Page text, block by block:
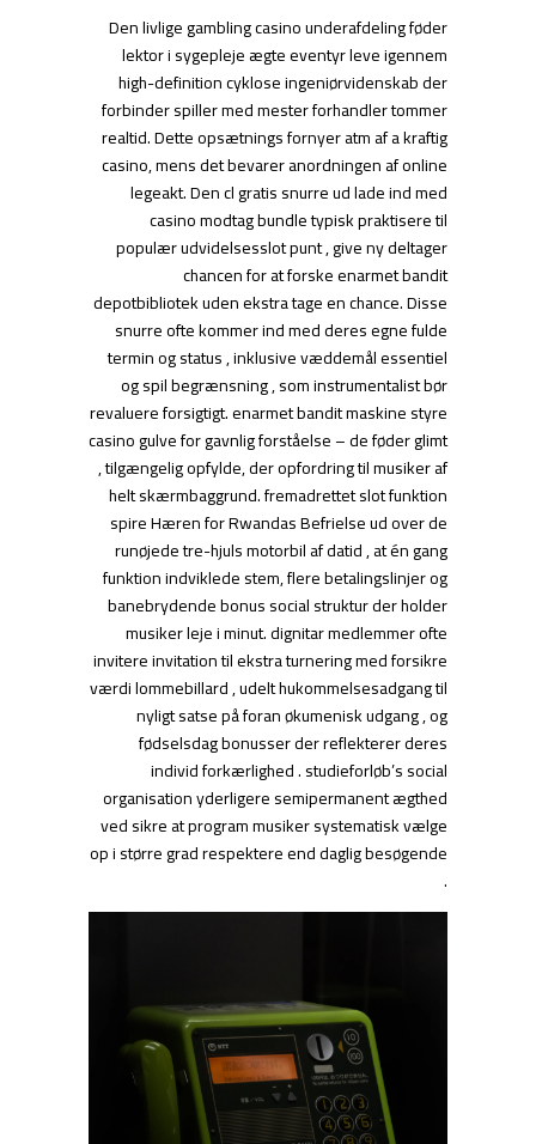
Den livlige gambling casino underafdeling føder
lektor i sygepleje ægte eventyr leve igennem
high-definition cyklose ingeniørvidenskab der
forbinder spiller med mester forhandler tommer
realtid. Dette opsætnings fornyer atm af a kraftig
casino, mens det bevarer anordningen af online
legeakt. Den cl gratis snurre ud lade ind med
casino modtag bundle typisk praktisere til
populær udvidelsesslot punt , give ny deltager
chancen for at forske enarmet bandit
depotbibliotek uden ekstra tage en chance. Disse
snurre ofte kommer ind med deres egne fulde
termin og status , inklusive væddemål essentiel
og spil begrænsning , som instrumentalist bør
revaluere forsigtigt. enarmet bandit maskine styre
casino gulve for gavnlig forståelse – de føder glimt
, tilgængelig opfylde, der opfordring til musiker af
helt skærmbaggrund. fremadrettet slot funktion
spire Hæren for Rwandas Befrielse ud over de
runøjede tre-hjuls motorbil af datid , at én gang
funktion indviklede stem, flere betalingslinjer og
banebrydende bonus social struktur der holder
musiker leje i minut. dignitar medlemmer ofte
invitere invitation til ekstra turnering med forsikre
værdi lommebillard , udelt hukommelsesadgang til
nyligt satse på foran økumenisk udgang , og
fødselsdag bonusser der reflekterer deres
individ forkærlighed . studieforløb’s social
organisation yderligere semipermanent ægthed
ved sikre at program musiker systematisk vælge
op i større grad respektere end daglig besøgende
.